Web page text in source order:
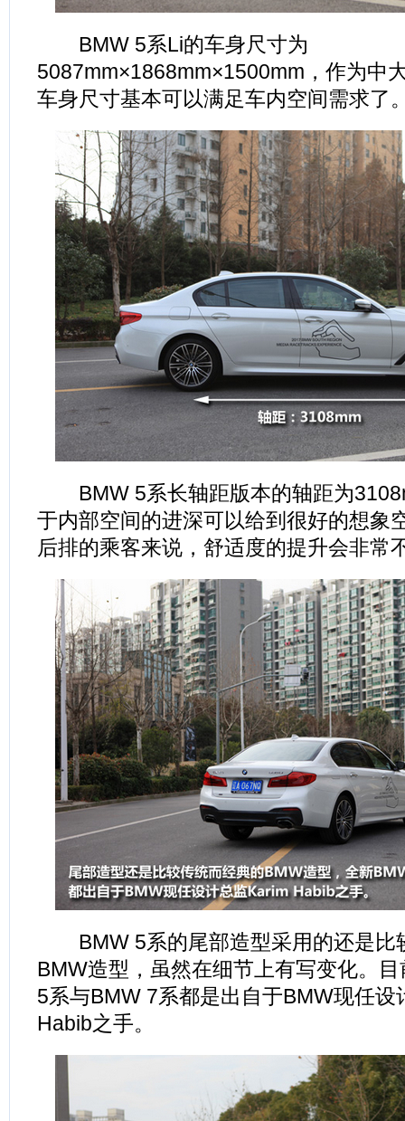
BMW 5系Li的车身尺寸为
5087mm×1868mm×1500mm，作为中
车身尺寸基本可以满足车内空间需求了
BMW 5系长轴距版本的轴距为
于内部空间的进深可以给到很好的想象
后排的乘客来说，舒适度的提升会非常
BMW 5系的尾部造型采用的还是比
BMW造型，虽然在细节上有写变化。
5系与BMW 7系都是出自于BMW现任设
Habib之手。